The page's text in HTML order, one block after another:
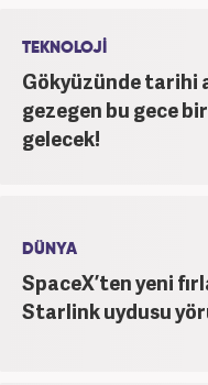
TEKNOLOJİ
Gökyüzünde tarihi
gezegen bu gece
gelecek!
DÜNYA
SpaceX’ten yeni
Starlink uydusu